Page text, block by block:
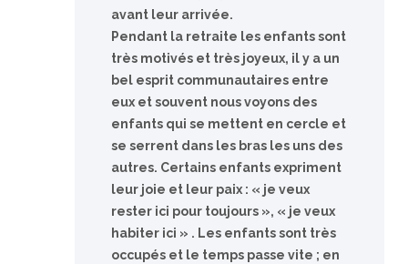
avant leur arrivée.
Pendant la retraite les enfants sont
très motivés et très joyeux, il y a un
bel esprit communautaires entre
eux et souvent nous voyons des
enfants qui se mettent en cercle et
se serrent dans les bras les uns des
autres. Certains enfants expriment
leur joie et leur paix : « je veux
rester ici pour toujours », « je veux
habiter ici » . Les enfants sont très
occupés et le temps passe vite ; en